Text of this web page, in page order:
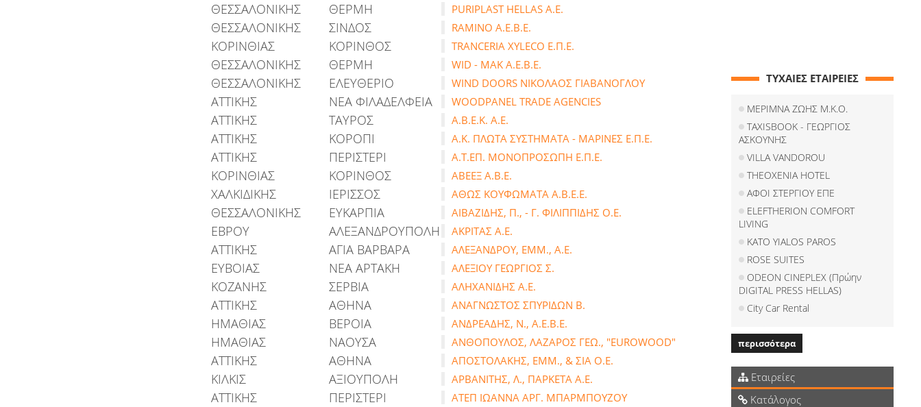
ΘΕΣΣΑΛΟΝΙΚΗΣ ΘΕΡΜΗ PURIPLAST HELLAS Α.Ε.
ΘΕΣΣΑΛΟΝΙΚΗΣ ΣΙΝΔΟΣ RAMINO Α.Ε.Β.Ε.
ΚΟΡΙΝΘΙΑΣ ΚΟΡΙΝΘΟΣ TRANCERIA XYLECO E.Π.Ε.
ΘΕΣΣΑΛΟΝΙΚΗΣ ΘΕΡΜΗ WID - MAK Α.Ε.Β.Ε.
ΘΕΣΣΑΛΟΝΙΚΗΣ ΕΛΕΥΘΕΡΙΟ WIND DOORS ΝΙΚΟΛΑΟΣ ΓΙΑΒΑΝΟΓΛΟΥ
ΑΤΤΙΚΗΣ ΝΕΑ ΦΙΛΑΔΕΛΦΕΙΑ WOODPANEL TRADE AGENCIES
ΑΤΤΙΚΗΣ ΤΑΥΡΟΣ Α.Β.Ε.Κ. Α.Ε.
ΑΤΤΙΚΗΣ ΚΟΡΟΠΙ Α.Κ. ΠΛΩΤΑ ΣΥΣΤΗΜΑΤΑ - ΜΑΡΙΝΕΣ Ε.Π.Ε.
ΑΤΤΙΚΗΣ ΠΕΡΙΣΤΕΡΙ Α.Τ.ΕΠ. ΜΟΝΟΠΡΟΣΩΠΗ Ε.Π.Ε.
ΚΟΡΙΝΘΙΑΣ ΚΟΡΙΝΘΟΣ ΑΒΕΕΞ Α.Β.Ε.
ΧΑΛΚΙΔΙΚΗΣ ΙΕΡΙΣΣΟΣ ΑΘΩΣ ΚΟΥΦΩΜΑΤΑ Α.Β.Ε.Ε.
ΘΕΣΣΑΛΟΝΙΚΗΣ ΕΥΚΑΡΠΙΑ ΑΙΒΑΖΙΔΗΣ, Π., - Γ. ΦΙΛΙΠΠΙΔΗΣ Ο.Ε.
ΕΒΡΟΥ ΑΛΕΞΑΝΔΡΟΥΠΟΛΗ ΑΚΡΙΤΑΣ Α.Ε.
ΑΤΤΙΚΗΣ ΑΓΙΑ ΒΑΡΒΑΡΑ ΑΛΕΞΑΝΔΡΟΥ, ΕΜΜ., Α.Ε.
ΕΥΒΟΙΑΣ ΝΕΑ ΑΡΤΑΚΗ ΑΛΕΞΙΟΥ ΓΕΩΡΓΙΟΣ Σ.
ΚΟΖΑΝΗΣ ΣΕΡΒΙΑ ΑΛΗΧΑΝΙΔΗΣ Α.Ε.
ΑΤΤΙΚΗΣ ΑΘΗΝΑ ΑΝΑΓΝΩΣΤΟΣ ΣΠΥΡΙΔΩΝ Β.
ΗΜΑΘΙΑΣ ΒΕΡΟΙΑ ΑΝΔΡΕΑΔΗΣ, Ν., Α.Ε.Β.Ε.
ΗΜΑΘΙΑΣ ΝΑΟΥΣΑ ΑΝΘΟΠΟΥΛΟΣ, ΛΑΖΑΡΟΣ ΓΕΩ., "EUROWOOD"
ΑΤΤΙΚΗΣ ΑΘΗΝΑ ΑΠΟΣΤΟΛΑΚΗΣ, ΕΜΜ., & ΣΙΑ Ο.Ε.
ΚΙΛΚΙΣ ΑΞΙΟΥΠΟΛΗ ΑΡΒΑΝΙΤΗΣ, Λ., ΠΑΡΚΕΤΑ Α.Ε.
ΑΤΤΙΚΗΣ ΠΕΡΙΣΤΕΡΙ ΑΤΕΠ ΙΩΑΝΝΑ ΑΡΓ. ΜΠΑΡΜΠΟΥΖΟΥ
ΤΥΧΑΙΕΣ ΕΤΑΙΡΕΙΕΣ
ΜΕΡΙΜΝΑ ΖΩΗΣ Μ.Κ.Ο.
TAXISBOOK - ΓΕΩΡΓΙΟΣ
ΑΣΚΟΥΝΗΣ
VILLA VANDOROU
THEOXENIA HOTEL
ΑΦΟΙ ΣΤΕΡΓΙΟΥ ΕΠΕ
ELEFTHERION COMFORT
LIVING
KATO YIALOS PAROS
ROSE SUITES
ODEON CINEPLEX (Πρώην
DIGITAL PRESS HELLAS)
City Car Rental
περισσότερα
Εταιρείες
Κατάλογος